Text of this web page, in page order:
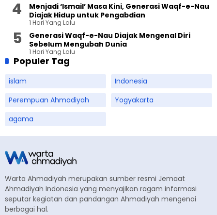
Menjadi ‘Ismail’ Masa Kini, Generasi Waqf-e-Nau
Diajak Hidup untuk Pengabdian
1 Hari Yang Lalu
Generasi Waqf-e-Nau Diajak Mengenal Diri
Sebelum Mengubah Dunia
1 Hari Yang Lalu
Populer Tag
islam
Indonesia
Perempuan Ahmadiyah
Yogyakarta
agama
Warta Ahmadiyah merupakan sumber resmi Jemaat
Ahmadiyah Indonesia yang menyajikan ragam informasi
seputar kegiatan dan pandangan Ahmadiyah mengenai
berbagai hal.